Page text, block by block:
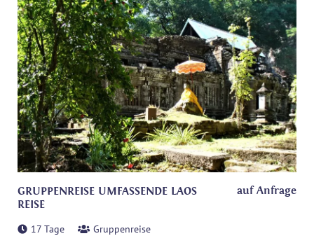
GRUPPENREISE UMFASSENDE LAOS
REISE
auf Anfrage
17 Tage Gruppenreise